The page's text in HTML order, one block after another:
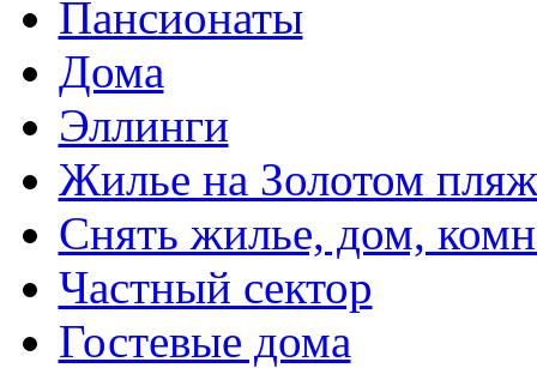
Пансионаты
Дома
Эллинги
Жилье на Золотом
Снять жилье, дом,
Частный сектор
Гостевые дома